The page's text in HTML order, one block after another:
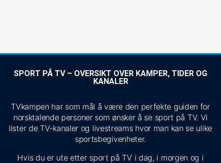
SPORT PÅ TV – OVERSIKT OVER KAMPER, TIDER OG
KANALER
TVkampen har som mål å være den perfekte guiden for
norsktalende personer som ønsker å se sport på TV. Vi
lister de TV-kanaler og livestreams hvor man kan se ulike
sportsbegivenheter.
Hvis du er ute etter sport på TV i dag, i morgen og i